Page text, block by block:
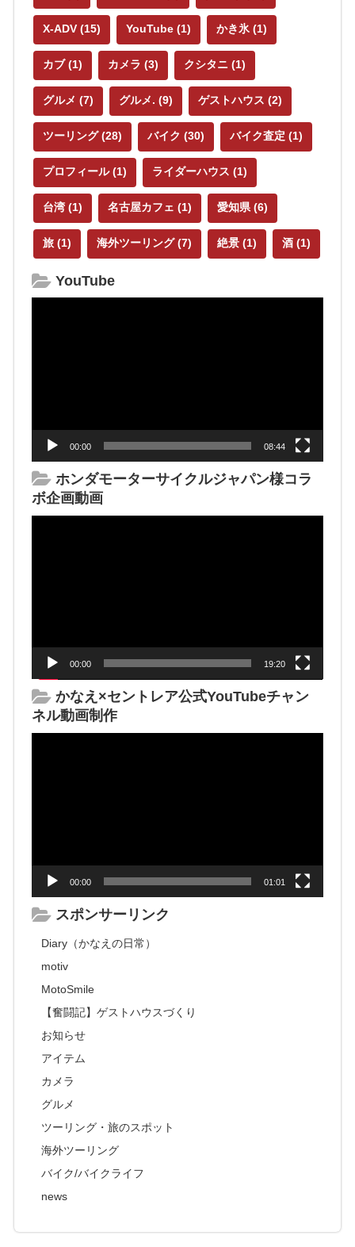
X-ADV (15) YouTube (1) かき氷 (1)
カブ(1) カメラ (3) クシタニ (1)
グルメ (7) グルメ. (9) ゲストハウス (2)
ツーリング(28) バイク (30) バイク査定 (1)
プロフィール(1) ライダーハウス (1)
台湾 (1) 名古屋カフェ (1) 愛知県 (6)
旅 (1) 海外ツーリング(7) 絶景 (1) 酒 (1)
YouTube
00:00 08:44
ホンダモーターサイクルジャパン様コラ
ボ企画動画
00:00 19:20
かなえ×セントレア公式YouTubeチャン
ネル動画制作
00:00 01:01
スポンサーリンク
Diary（かなえの日常）
motiv
MotoSmile
【奮闘記】ゲストハウスづくり
お知らせ
アイテム
カメラ
グルメ
ツーリング・旅のスポット
海外ツーリング
バイク/バイクライフ
news